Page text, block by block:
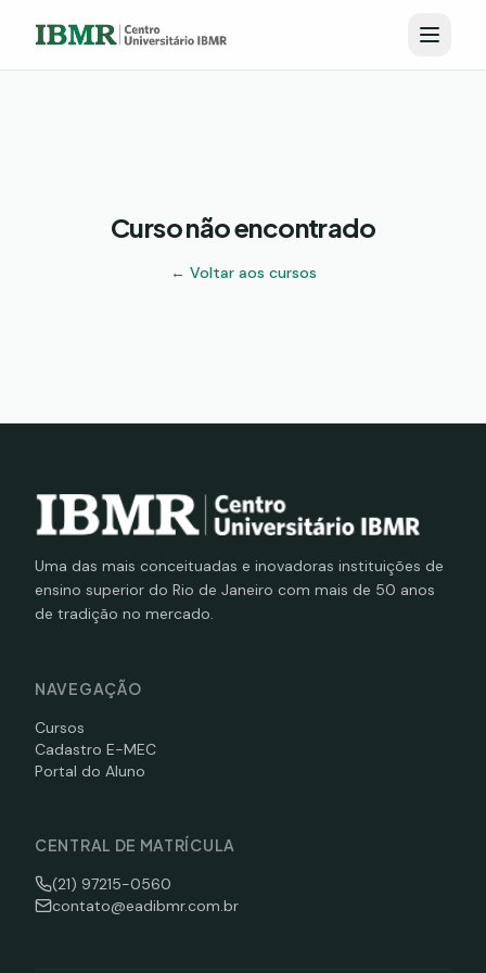
Curso não encontrado
← Voltar aos cursos
Uma das mais conceituadas e inovadoras instituições de
ensino superior do Rio de Janeiro com mais de 50 anos
de tradição no mercado.
NAVEGAÇÃO
Cursos
Cadastro E-MEC
Portal do Aluno
CENTRAL DE MATRÍCULA
(21) 97215-0560
contato@eadibmr.com.br